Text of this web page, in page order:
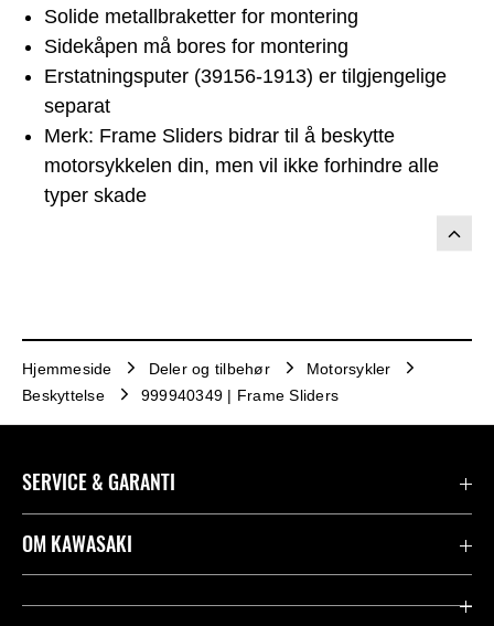
Solide metallbraketter for montering
Sidekåpen må bores for montering
Erstatningsputer (39156-1913) er tilgjengelige
separat
Merk: Frame Sliders bidrar til å beskytte
motorsykkelen din, men vil ikke forhindre alle
typer skade
Hjemmeside Deler og tilbehør
Motorsykler
Beskyttelse
999940349 | Frame Sliders
SERVICE & GARANTI
Garanti
OM KAWASAKI
Firma